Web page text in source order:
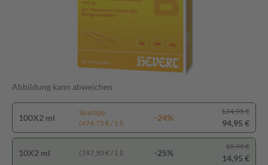
Abbildung kann abweichen
100X2 ml
Spartipp
(474,75 € / 1 l)
-24%
124,95 €
94,95 €
10X2 ml (747,50 € / 1 l) -25%
19,99 €
14,95 €